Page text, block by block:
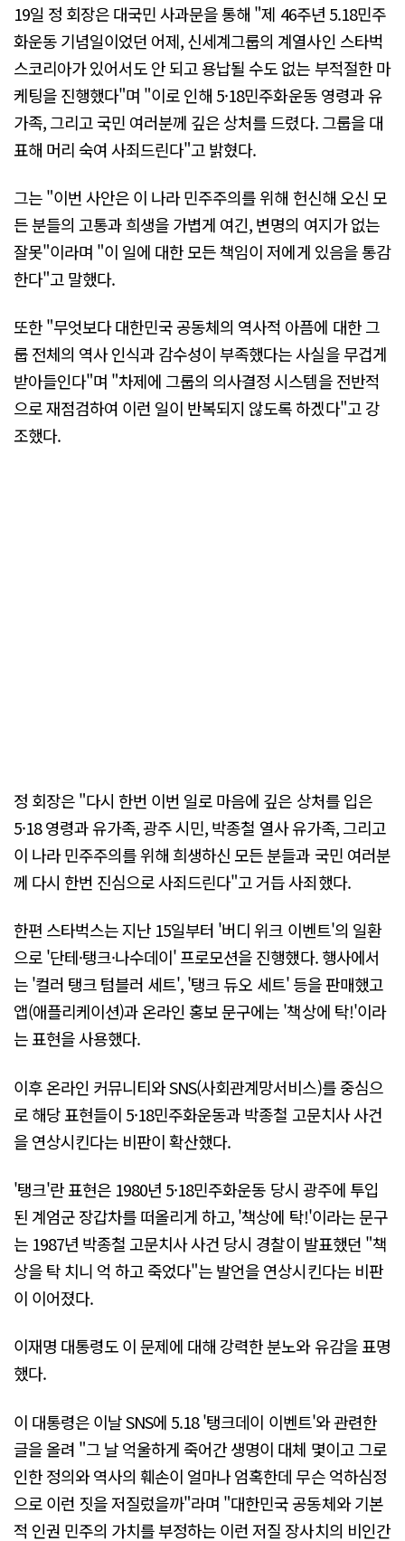
19일 정 회장은 대국민 사과문을 통해 "제 46주년 5.18민주
화운동 기념일이었던 어제, 신세계그룹의 계열사인 스타벅
스코리아가 있어서도 안 되고 용납될 수도 없는 부적절한 마
케팅을 진행했다"며 "이로 인해 5·18민주화운동 영령과 유
가족, 그리고 국민 여러분께 깊은 상처를 드렸다. 그룹을 대
표해 머리 숙여 사죄드린다"고 밝혔다.
그는 "이번 사안은 이 나라 민주주의를 위해 헌신해 오신 모
든 분들의 고통과 희생을 가볍게 여긴, 변명의 여지가 없는
잘못"이라며 "이 일에 대한 모든 책임이 저에게 있음을 통감
한다"고 말했다.
또한 "무엇보다 대한민국 공동체의 역사적 아픔에 대한 그
룹 전체의 역사 인식과 감수성이 부족했다는 사실을 무겁게
받아들인다"며 "차제에 그룹의 의사결정 시스템을 전반적
으로 재점검하여 이런 일이 반복되지 않도록 하겠다"고 강
조했다.
정 회장은 "다시 한번 이번 일로 마음에 깊은 상처를 입은
5·18 영령과 유가족, 광주 시민, 박종철 열사 유가족, 그리고
이 나라 민주주의를 위해 희생하신 모든 분들과 국민 여러분
께 다시 한번 진심으로 사죄드린다"고 거듭 사죄했다.
한편 스타벅스는 지난 15일부터 '버디 위크 이벤트'의 일환
으로 '단테·탱크·나수데이' 프로모션을 진행했다. 행사에서
는 '컬러 탱크 텀블러 세트', '탱크 듀오 세트' 등을 판매했고
앱(애플리케이션)과 온라인 홍보 문구에는 '책상에 탁!'이라
는 표현을 사용했다.
이후 온라인 커뮤니티와 SNS(사회관계망서비스)를 중심으
로 해당 표현들이 5·18민주화운동과 박종철 고문치사 사건
을 연상시킨다는 비판이 확산했다.
'탱크'란 표현은 1980년 5·18민주화운동 당시 광주에 투입
된 계엄군 장갑차를 떠올리게 하고, '책상에 탁!'이라는 문구
는 1987년 박종철 고문치사 사건 당시 경찰이 발표했던 "책
상을 탁 치니 억 하고 죽었다"는 발언을 연상시킨다는 비판
이 이어졌다.
이재명 대통령도 이 문제에 대해 강력한 분노와 유감을 표명
했다.
이 대통령은 이날 SNS에 5.18 '탱크데이 이벤트'와 관련한
글을 올려 "그 날 억울하게 죽어간 생명이 대체 몇이고 그로
인한 정의와 역사의 훼손이 얼마나 엄혹한데 무슨 억하심정
으로 이런 짓을 저질렀을까"라며 "대한민국 공동체와 기본
적 인권 민주의 가치를 부정하는 이런 저질 장사치의 비인간